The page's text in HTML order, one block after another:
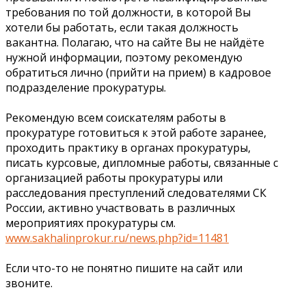
требования по той должности, в которой Вы
хотели бы работать, если такая должность
вакантна. Полагаю, что на сайте Вы не найдёте
нужной информации, поэтому рекомендую
обратиться лично (прийти на прием) в кадровое
подразделение прокуратуры.
Рекомендую всем соискателям работы в
прокуратуре готовиться к этой работе заранее,
проходить практику в органах прокуратуры,
писать курсовые, дипломные работы, связанные с
организацией работы прокуратуры или
расследования преступлений следователями СК
России, активно участвовать в различных
мероприятиях прокуратуры см.
www.sakhalinprokur.ru/news.php?id=11481
Если что-то не понятно пишите на сайт или
звоните.